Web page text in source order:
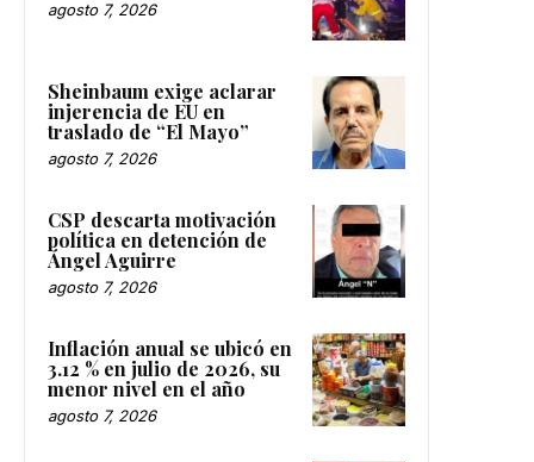
agosto 7, 2026
Sheinbaum exige aclarar
injerencia de EU en
traslado de “El Mayo”
agosto 7, 2026
CSP descarta motivación
política en detención de
Ángel Aguirre
agosto 7, 2026
Inflación anual se ubicó en
3.12 % en julio de 2026, su
menor nivel en el año
agosto 7, 2026